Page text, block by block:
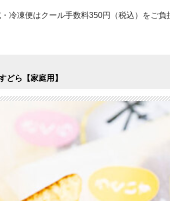
冷凍便はクール手数料350円（税込）をご
どら【家庭用】